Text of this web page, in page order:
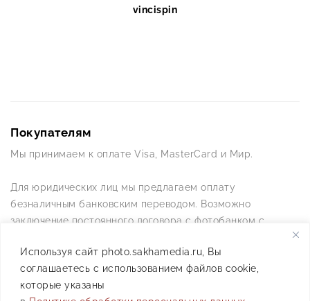
Используя сайт photo.sakhamedia.ru, Вы
соглашаетесь с использованием файлов cookie,
которые указаны
vincispin
Покупателям
Мы принимаем к оплате Visa, MasterCard и Мир.
Для юридических лиц мы предлагаем оплату
безналичным банковским переводом. Возможно
заключение постоянного договора с фотобанком с
Позвоните нам по телефону +7(4112) 42-09-42 — и мы
ответим на все ваши вопросы